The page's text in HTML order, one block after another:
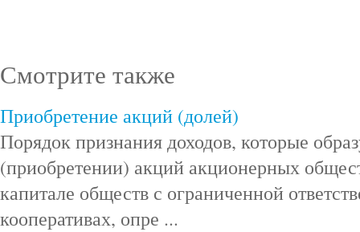
Смотрите также
Приобретение акций (долей)
Порядок признания доходов, которые
(приобретении) акций акционерных
капитале обществ с ограниченной
кооперативах, опре ...